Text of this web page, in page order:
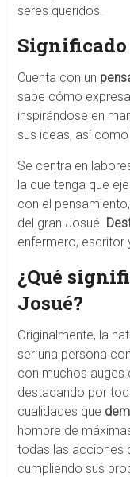
seres queridos.
Significado
Cuenta con un
sabe cómo
inspirándose en
sus ideas, así
Se centra en
la que tenga que
con el
del gran Josué.
enfermero, escritor
¿Qué
Josué?
Originalmente, la
ser una persona
con muchos auges
destacando por
cualidades que
hombre de
todas las acciones
cumpliendo sus